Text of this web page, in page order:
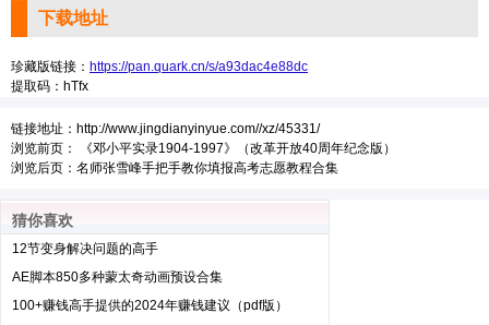
下载地址
珍藏版链接： https://pan.quark.cn/s/a93dac4e88dc
提取码：hTfx
链接地址： http://www.jingdianyinyue.com//xz/45331/
浏览前页：
《邓小平实录1904-1997》（改革开放40周年纪念版）
浏览后页： 名师张雪峰手把手教你填报高考志愿教程合集
猜你喜欢
12节变身解决问题的高手
AE脚本850多种蒙太奇动画预设合集
100+赚钱高手提供的2024年赚钱建议（pdf版）